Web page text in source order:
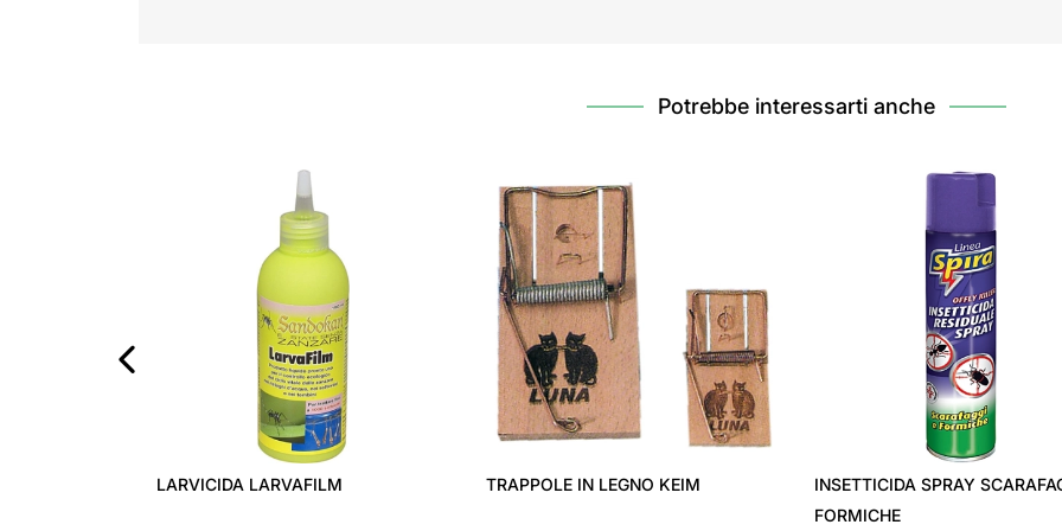
Potrebbe interessarti anche
LARVICIDA LARVAFILM TRAPPOLE IN LEGNO KEIM
INSETTICIDA SPRAY
FORMICHE